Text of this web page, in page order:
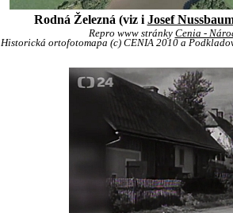
Rodná Železná (viz i Josef
Repro www stránky Cenia -
Historická ortofotomapa (c) CENIA 2010 a